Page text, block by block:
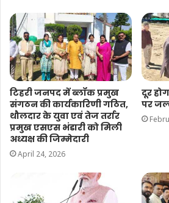
टिहरी जनपद में ब्लॉक प्रमुख
संगठन की कार्यकारिणी गठित,
थौलदार के युवा एवं तेज तर्रार
प्रमुख एसएस भंडारी को मिली
अध्यक्ष की जिम्मेदारी
April 24, 2026
दूर
पर